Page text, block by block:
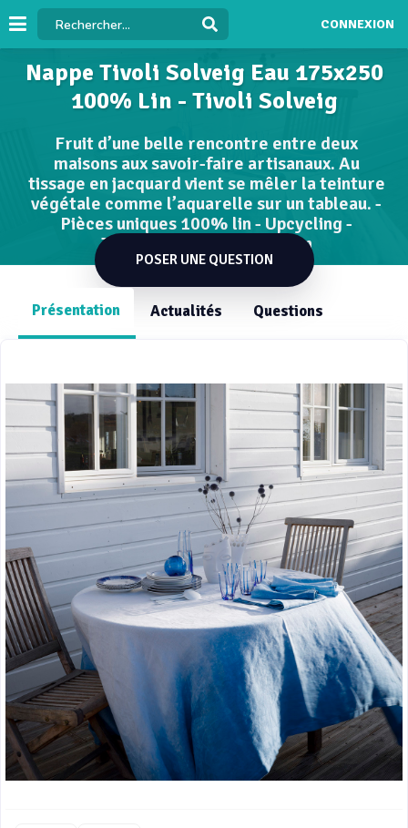
CONNEXION
Nappe Tivoli Solveig Eau 175x250
100% Lin - Tivoli Solveig
Fruit d’une belle rencontre entre deux
maisons aux savoir-faire artisanaux. Au
tissage en jacquard vient se mêler la teinture
végétale comme l’aquarelle sur un tableau. -
Pièces uniques 100% lin - Upcycling -
Teinture végétale à la main
POSER UNE QUESTION
Présentation Actualités Questions